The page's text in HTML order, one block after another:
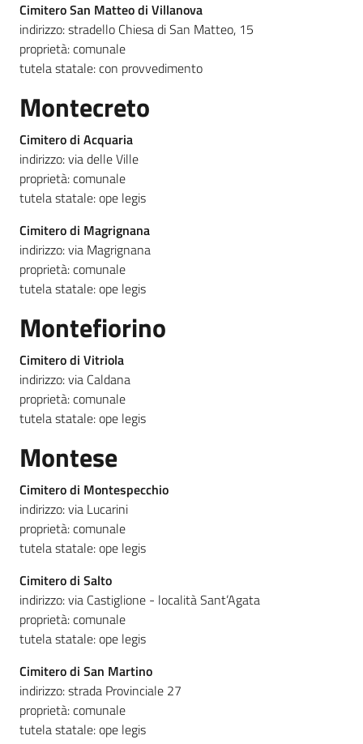
Cimitero San Matteo di Villanova
indirizzo: stradello Chiesa di San Matteo, 15
proprietà: comunale
tutela statale: con provvedimento
Montecreto
Cimitero di Acquaria
indirizzo: via delle Ville
proprietà: comunale
tutela statale: ope legis
Cimitero di Magrignana
indirizzo: via Magrignana
proprietà: comunale
tutela statale: ope legis
Montefiorino
Cimitero di Vitriola
indirizzo: via Caldana
proprietà: comunale
tutela statale: ope legis
Montese
Cimitero di Montespecchio
indirizzo: via Lucarini
proprietà: comunale
tutela statale: ope legis
Cimitero di Salto
indirizzo: via Castiglione - località Sant’Agata
proprietà: comunale
tutela statale: ope legis
Cimitero di San Martino
indirizzo: strada Provinciale 27
proprietà: comunale
tutela statale: ope legis